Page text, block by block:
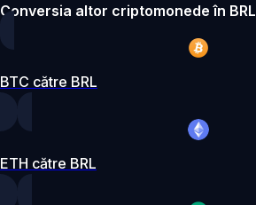
Conversia altor criptomonede în BRL
BTC către BRL
ETH către BRL